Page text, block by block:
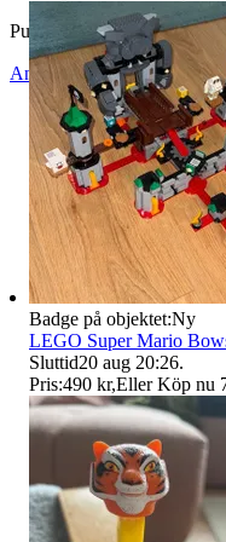
Publicerad
5 jul 02:35
Anmäl Sälj liknande
Badge på objektet:Ny
LEGO Super Mario
Sluttid20 aug 20:26.
Pris:490 kr,Eller Köp nu